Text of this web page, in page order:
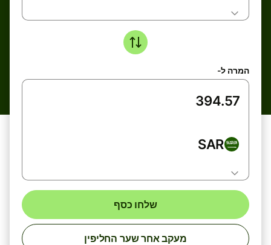
המרה ל-
SAR
שלחו כסף
מעקב אחר שער החליפין